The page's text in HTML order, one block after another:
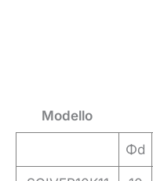
Modello
Φd